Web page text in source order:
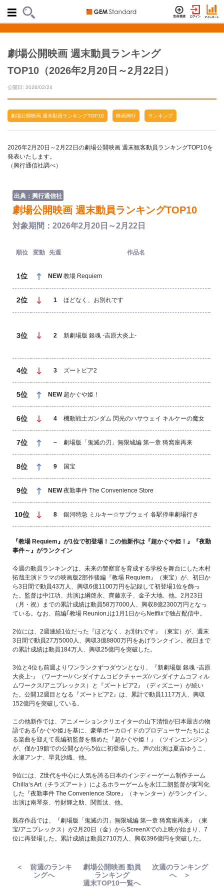
劇場公開映画 週末動員ランキング
TOP10（2026年2月20日～2月22日）
公開日: 2026/02/24
劇場公開映画 週末動員ランキングTOP10 映画興行 ランキング
2026年2月20日～2月22日の劇場公開映画 週末観客動員ランキングTOP10を
発表いたします。
（興行通信社調べ）
出典：興行通信社
劇場公開映画 週末動員ランキングTOP10
対象期間：2026年2月20日～2月22日
順位 変動 先週 作品名
1位 NEW 教場 Requiem
2位 1 ほどなく、お別れです
3位 2 新劇場版 銀魂 -吉原大炎上-
4位 3 ズートピア2
5位 NEW 超かぐや姫！
6位 4 機動戦士ガンダム 閃光のハサウェイ キルケーの魔女
7位 － 劇場版「鬼滅の刃」無限城編 第一章 猗窩座再来
8位 9 国宝
9位 NEW 夜勤事件 The Convenience Store
10位 8 銀河特急 ミルキー☆サブウェイ 各駅停車劇場行き
『教場 Requiem』が1位で初登場！この他新作は『超かぐや姫！』『夜勤
事件～』がランクイン
今週の動員ランキングは、未来の警察官を育成する学校を舞台にした木村
拓哉主演ドラマの映画版2部作後編『教場 Requiem』（東宝）が、初日か
ら3日間で動員43万人、興収6億1100万円を記録して初登場1位を飾っ
た。監督は中江功、共演は綱啓永、齊藤京子、金子大地、他。2月23日
（月・祝）までの累計成績は動員58万7000人、興収8億2300万円となっ
ている。なお、前編｢教場 Reunion｣は1月1日からNetflixで独占配信中。
2位には、2週連続1位だった『ほどなく、お別れです』（東宝）が、週末
3日間で動員27万5000人、興収3億8800万円をあげランクイン。祝日まで
の累計成績は動員184万人、興収25億円を突破した。
3位と4位も前週よりワンランクずつダウンとなり、『新劇場版 銀魂 -吉原
大炎上-』（ワーナー/バンダイナムコピクチャーズ/バンダイナムコフィル
ムワークス/アニプレックス）と『ズートピア2』（ディズニー）が続い
た。公開12週目となる『ズートピア2』は、累計で動員1117万人、興収
152億円を突破している。
この他新作では、アニメーションクリエイターの山下清悟が日本最古の物
語である｢かぐや姫｣を基に、豪華ボーカロイドのプロデューサーたちによ
る楽曲を迎えて長編初監督を務めた『超かぐや姫！』（ツインエンジン）
が、僅か19館での公開ながら5位に初登場した。声の出演は夏吉ゆうこ、
永瀬アンナ、早見沙織、他。
9位には、Z世代を中心に人気を誇る日本のインディーゲーム制作チーム
Chilla‘s Art（チラズアート）によるホラーゲームを永江二朗監督が実写化
した『夜勤事件 The Convenience Store』（キャンター）がランクイン。
出演は南琴奈、竹財輝之助、関哲汰、他。
既存作品では、『劇場版「鬼滅の刃」無限城編 第一章 猗窩座再来』（東
宝/アニプレックス）が2月20日（金）からScreenXでの上映が始まり、7
位に再登場した。累計成績は動員2710万人、興収396億円を突破した。
＜ 前週のランキ
ングへ
劇場公開映画 動員
ランキング
週末TOP10一覧へ
次週のランキング
へ ＞